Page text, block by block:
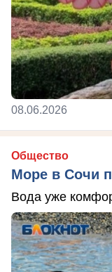
08.06.2026
Общество
Море в Сочи
Вода уже